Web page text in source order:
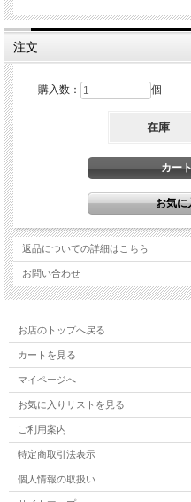
注文
購入数： 個
在庫
返品についての詳細はこちら
お問い合わせ
お店のトップへ戻る
カートを見る
マイページへ
お気に入りリストを見る
ご利用案内
特定商取引法表示
個人情報の取扱い